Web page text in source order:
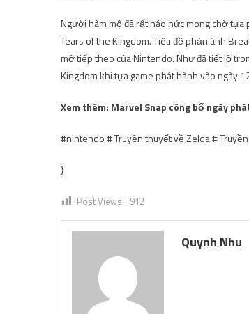
Người hâm mộ đã rất háo hức mong chờ
Tears of the Kingdom. Tiêu đề phản ánh
mở tiếp theo của Nintendo. Như đã tiết lộ
Kingdom khi tựa game phát hành vào ngày
Xem thêm: Marvel Snap công bố ngày
#nintendo # Truyền thuyết về Zelda #
}
Post Views: 912
Quynh Nhu